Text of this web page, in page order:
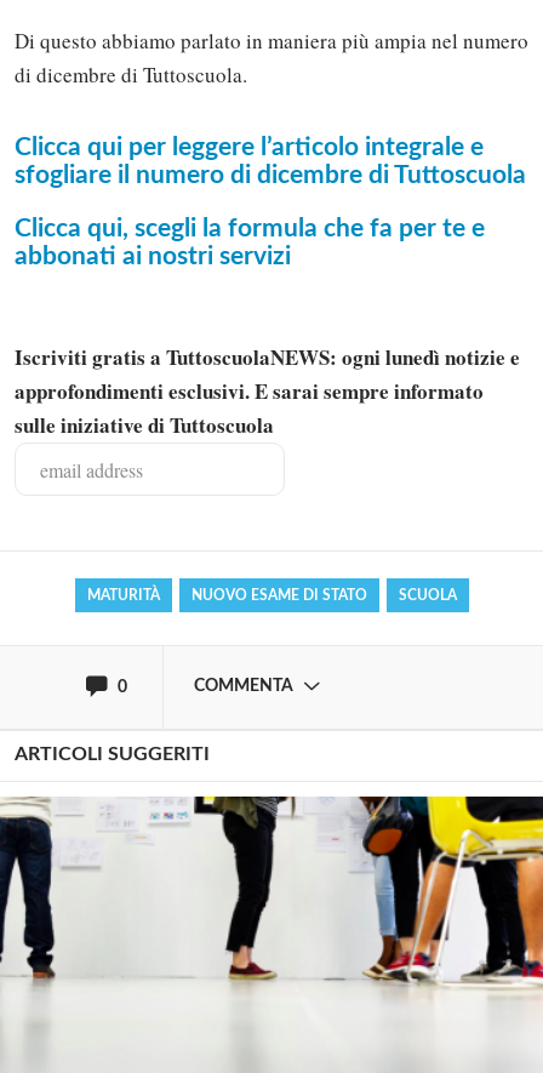
Di questo abbiamo parlato in maniera più ampia nel numero
di dicembre di Tuttoscuola.
Clicca qui per leggere l’articolo integrale e
sfogliare il numero di dicembre di Tuttoscuola
Clicca qui, scegli la formula che fa per te e
abbonati ai nostri servizi
Iscriviti gratis a TuttoscuolaNEWS: ogni lunedì notizie e
approfondimenti esclusivi. E sarai sempre informato
sulle iniziative di Tuttoscuola
MATURITÀ NUOVO ESAME DI STATO SCUOLA
0 COMMENTA
Solo gli utenti registrati possono
commentare!
ARTICOLI SUGGERITI